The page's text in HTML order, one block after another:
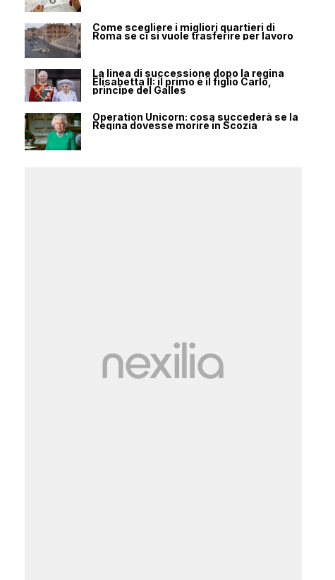
Come scegliere i migliori quartieri di
Roma se ci si vuole trasferire per lavoro
La linea di successione dopo la regina
Elisabetta II: il primo è il figlio Carlo,
principe del Galles
Operation Unicorn: cosa succederà se la
Regina dovesse morire in Scozia